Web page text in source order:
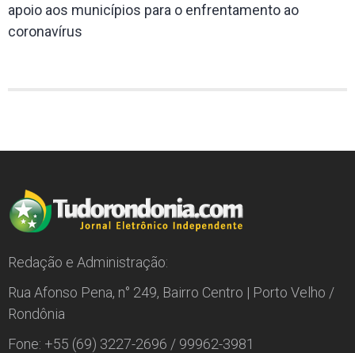
apoio aos municípios para o enfrentamento ao
coronavírus
Redação e Administração:
Rua Afonso Pena, n° 249, Bairro Centro | Porto Velho /
Rondônia
Fone: +55 (69) 3227-2696 / 99962-3981